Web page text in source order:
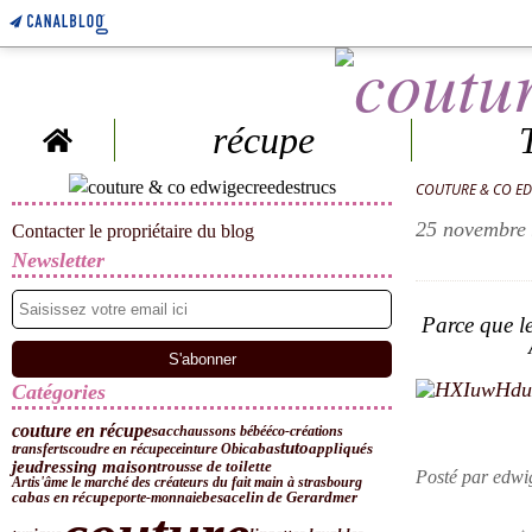
Home récupe
Contacter le propriétaire du blog
Newsletter
Catégories
couture en récupesacchaussons bébééco-créations
transfertscoudre en récupeceinture Obicabastutoappliqués
jeudressing maisontrousse de toilette
Artis'âme le marché des créateurs du fait main à strasbourg
cabas en récupeporte-monnaiebesacelin de Gerardmer
COUTURE & CO
25 novembre
Parce que
Aidez
( Clic
Posté par